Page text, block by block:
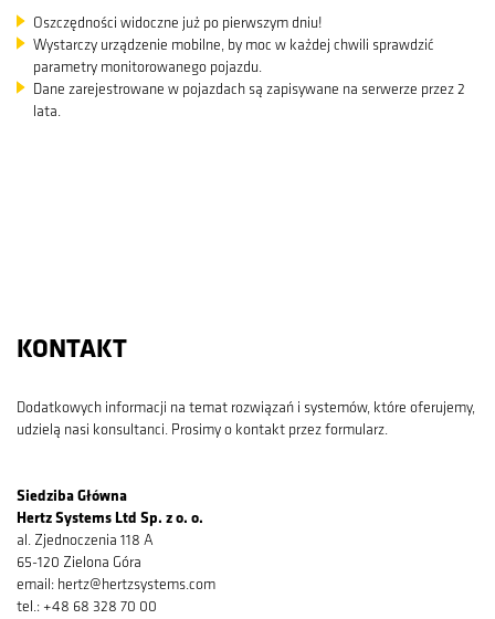
Oszczędności widoczne już po pierwszym dniu!
Wystarczy urządzenie mobilne, by moc w każdej chwili sprawdzić
parametry monitorowanego pojazdu.
Dane zarejestrowane w pojazdach są zapisywane na serwerze przez 2
lata.
KONTAKT
Dodatkowych informacji na temat rozwiązań i systemów, które oferujemy,
udzielą nasi konsultanci. Prosimy o kontakt przez formularz.
Siedziba Główna
Hertz Systems Ltd Sp. z o. o.
al. Zjednoczenia 118 A
65-120 Zielona Góra
email: hertz@hertzsystems.com
tel.: +48 68 328 70 00